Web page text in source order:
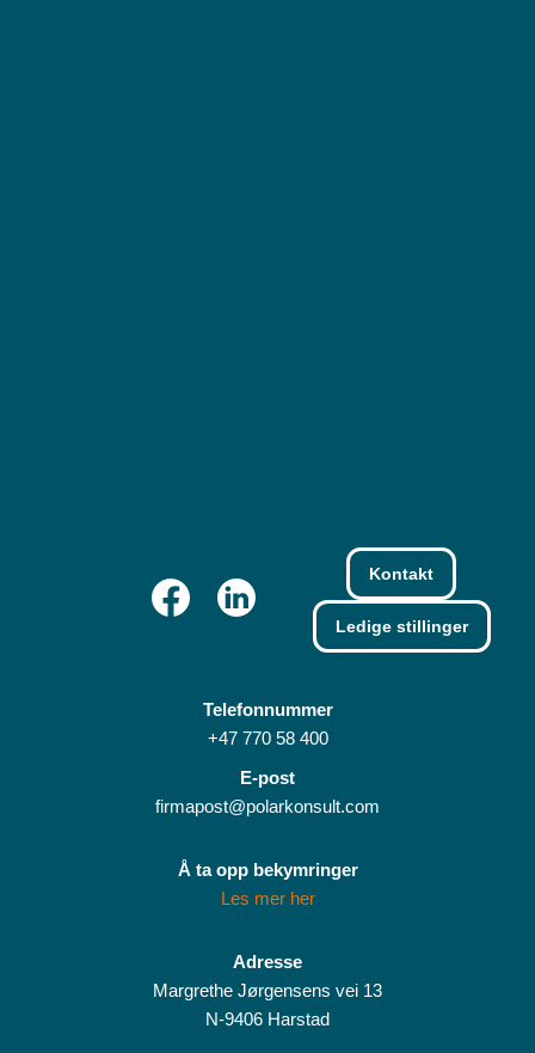
Kontakt
Ledige stillinger
Telefonnummer
+47 770 58 400
E-post
firmapost@polarkonsult.com
Å ta opp bekymringer
Les mer her
Adresse
Margrethe Jørgensens vei 13
N-9406 Harstad